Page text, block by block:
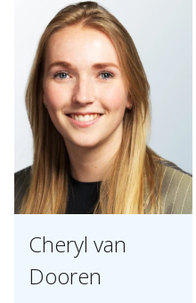
Cheryl van
Dooren